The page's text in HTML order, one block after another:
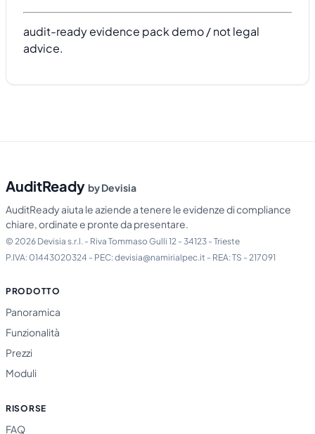
audit-ready evidence pack demo / not legal
advice.
AuditReady by Devisia
AuditReady aiuta le aziende a tenere le evidenze di compliance
chiare, ordinate e pronte da presentare.
© 2026 Devisia s.r.l. - Riva Tommaso Gulli 12 - 34123 - Trieste
P.IVA: 01443020324 - PEC: devisia@namirialpec.it - REA: TS - 217091
PRODOTTO
Panoramica
Funzionalità
Prezzi
Moduli
RISORSE
FAQ